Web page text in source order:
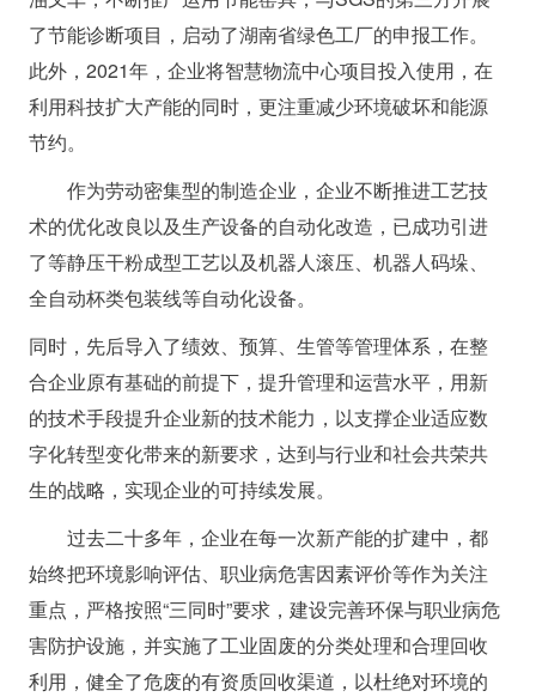
了节能诊断项目，启动了湖南省绿色工厂的申报工作。
此外，2021年，企业将智慧物流中心项目投入使用，在
利用科技扩大产能的同时，更注重减少环境破坏和能源
节约。
作为劳动密集型的制造企业，企业不断推进工艺技
术的优化改良以及生产设备的自动化改造，已成功引进
了等静压干粉成型工艺以及机器人滚压、机器人码垛、
全自动杯类包装线等自动化设备。
同时，先后导入了绩效、预算、生管等管理体系，在整
合企业原有基础的前提下，提升管理和运营水平，用新
的技术手段提升企业新的技术能力，以支撑企业适应数
字化转型变化带来的新要求，达到与行业和社会共荣共
生的战略，实现企业的可持续发展。
过去二十多年，企业在每一次新产能的扩建中，都
始终把环境影响评估、职业病危害因素评价等作为关注
重点，严格按照“三同时”要求，建设完善环保与职业病危
害防护设施，并实施了工业固废的分类处理和合理回收
利用，健全了危废的有资质回收渠道，以杜绝对环境的